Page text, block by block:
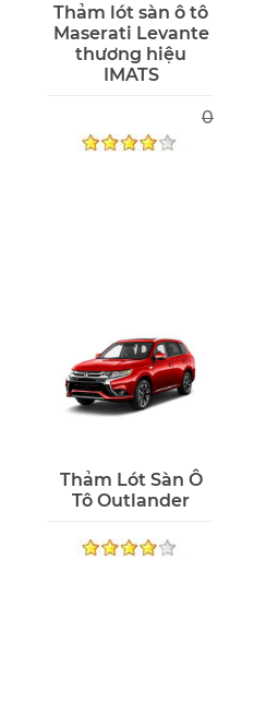
Thảm lót sàn ô tô
Maserati Levante
thương hiệu
IMATS
0
Thảm Lót Sàn Ô
Tô Outlander